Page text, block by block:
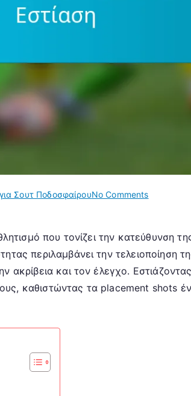
Σουτ ΠοδοσφαίρουNo Commentson
Ακρίβεια,
Τεχνική,
Εστίαση
που τονίζει την κατεύθυνση
περιλαμβάνει την τελειοποίηση
ακρίβεια και τον έλεγχο.
καθιστώντας τα placement shots